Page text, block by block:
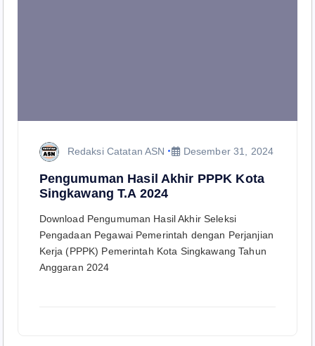
Redaksi Catatan ASN Desember 31, 2024
Pengumuman Hasil Akhir PPPK Kota
Singkawang T.A 2024
Download Pengumuman Hasil Akhir Seleksi
Pengadaan Pegawai Pemerintah dengan Perjanjian
Kerja (PPPK) Pemerintah Kota Singkawang Tahun
Anggaran 2024